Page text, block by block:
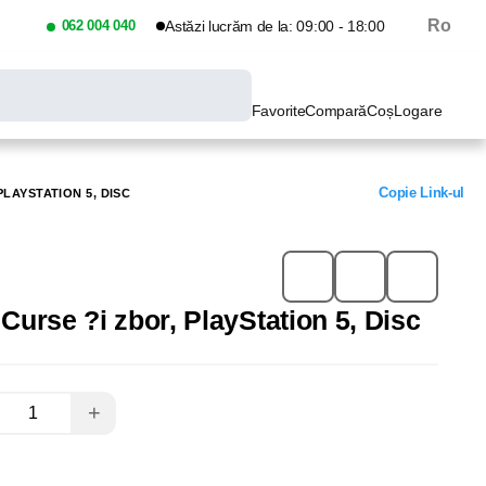
062 004 040 Astăzi lucrăm de la: 09:00 - 18:00 Ro
FavoriteComparăCoșLogare
5, DISC Copie Link-ul
?i zbor, PlayStation 5, Disc
+